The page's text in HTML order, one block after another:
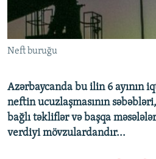
İNFOQRAFIKA
KARIKATURA
AZƏRBAYCAN ƏDƏBIYYATI KITABXANASI
İSLAM VƏ DEMOKRATIYA
İZ - MƏDƏNIYYƏT PROQRAMI
MISSIYAMIZ
PEŞƏ ETIKASI VƏ JURNALISTIKA
MATERIALLARIMIZDAN ISTIFADƏ
BIZIMLƏ ƏLAQƏ
XƏBƏR BÜLLETENLƏRIMIZ
BIZI IZLƏ
Neft buruğu
Azərbaycanda bu ilin 6 ayının
neftin ucuzlaşmasının
bağlı təkliflər və başqa
verdiyi mövzulardandır...